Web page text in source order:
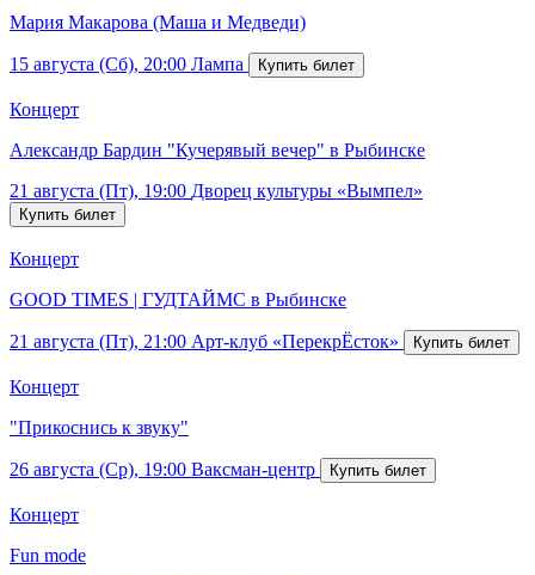
Мария Макарова (Маша и Медведи)
15 августа (Сб), 20:00 Лампа
Концерт
Александр Бардин "Кучерявый вечер" в Рыбинске
21 августа (Пт), 19:00 Дворец культуры «Вымпел»
Концерт
GOOD TIMES | ГУДТАЙМС в Рыбинске
21 августа (Пт), 21:00 Арт-клуб «ПерекрЁсток»
Концерт
"Прикоснись к звуку"
26 августа (Ср), 19:00 Ваксман-центр
Концерт
Fun mode